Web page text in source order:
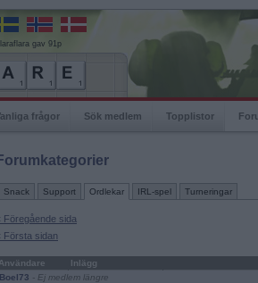
gav 91p
frågor Sök medlem Topplistor
Snack Support Ordlekar IRL-spel Turneringar
Föregående sida
Första sidan
Användare
Inlägg
Boel73 - Ej medlem längre